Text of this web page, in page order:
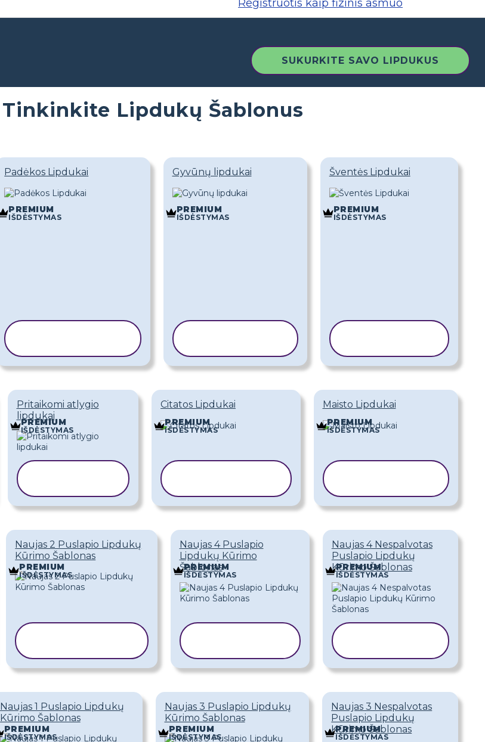
Registruotis kaip fizinis asmuo
SUKURKITE SAVO LIPDUKUS
Tinkinkite Lipdukų Šablonus
Padėkos Lipdukai
PREMIUM
IŠDĖSTYMAS
Gyvūnų lipdukai
PREMIUM
IŠDĖSTYMAS
Šventės Lipdukai
PREMIUM
IŠDĖSTYMAS
Pritaikomi atlygio
lipdukai
PREMIUM
IŠDĖSTYMAS
Citatos Lipdukai
PREMIUM
IŠDĖSTYMAS
Maisto Lipdukai
PREMIUM
IŠDĖSTYMAS
Naujas 2 Puslapio Lipdukų
Kūrimo Šablonas
PREMIUM
IŠDĖSTYMAS
Naujas 4 Puslapio
Lipdukų Kūrimo
Šablonas
PREMIUM
IŠDĖSTYMAS
Naujas 4 Nespalvotas
Puslapio Lipdukų
Kūrimo Šablonas
PREMIUM
IŠDĖSTYMAS
Naujas 1 Puslapio Lipdukų
Kūrimo Šablonas
PREMIUM
IŠDĖSTYMAS
Naujas 3 Puslapio Lipdukų
Kūrimo Šablonas
PREMIUM
IŠDĖSTYMAS
Naujas 3 Nespalvotas
Puslapio Lipdukų
Kūrimo Šablonas
PREMIUM
IŠDĖSTYMAS